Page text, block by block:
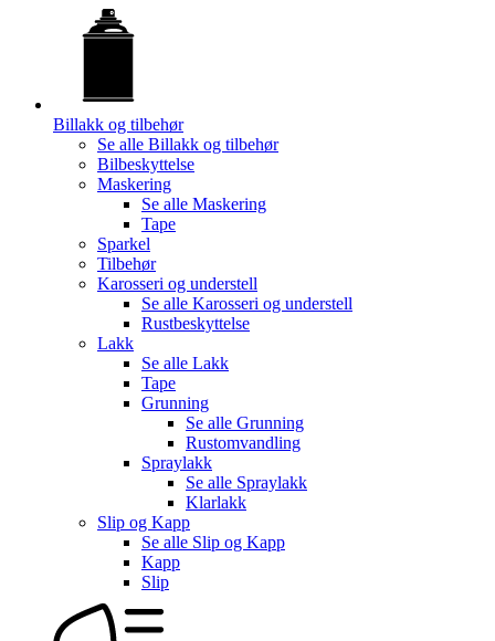
Billakk og tilbehør
Se alle Billakk og tilbehør
Bilbeskyttelse
Maskering
Se alle Maskering
Tape
Sparkel
Tilbehør
Karosseri og understell
Se alle Karosseri og understell
Rustbeskyttelse
Lakk
Se alle Lakk
Tape
Grunning
Se alle Grunning
Rustomvandling
Spraylakk
Se alle Spraylakk
Klarlakk
Slip og Kapp
Se alle Slip og Kapp
Kapp
Slip